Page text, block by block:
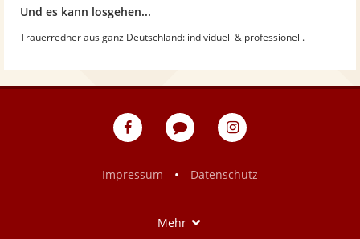
Und es kann losgehen...
Trauerredner aus ganz Deutschland: individuell & professionell.
eventpeppers
Blog
eventpeppers
Impressum
• Datenschutz
Mehr